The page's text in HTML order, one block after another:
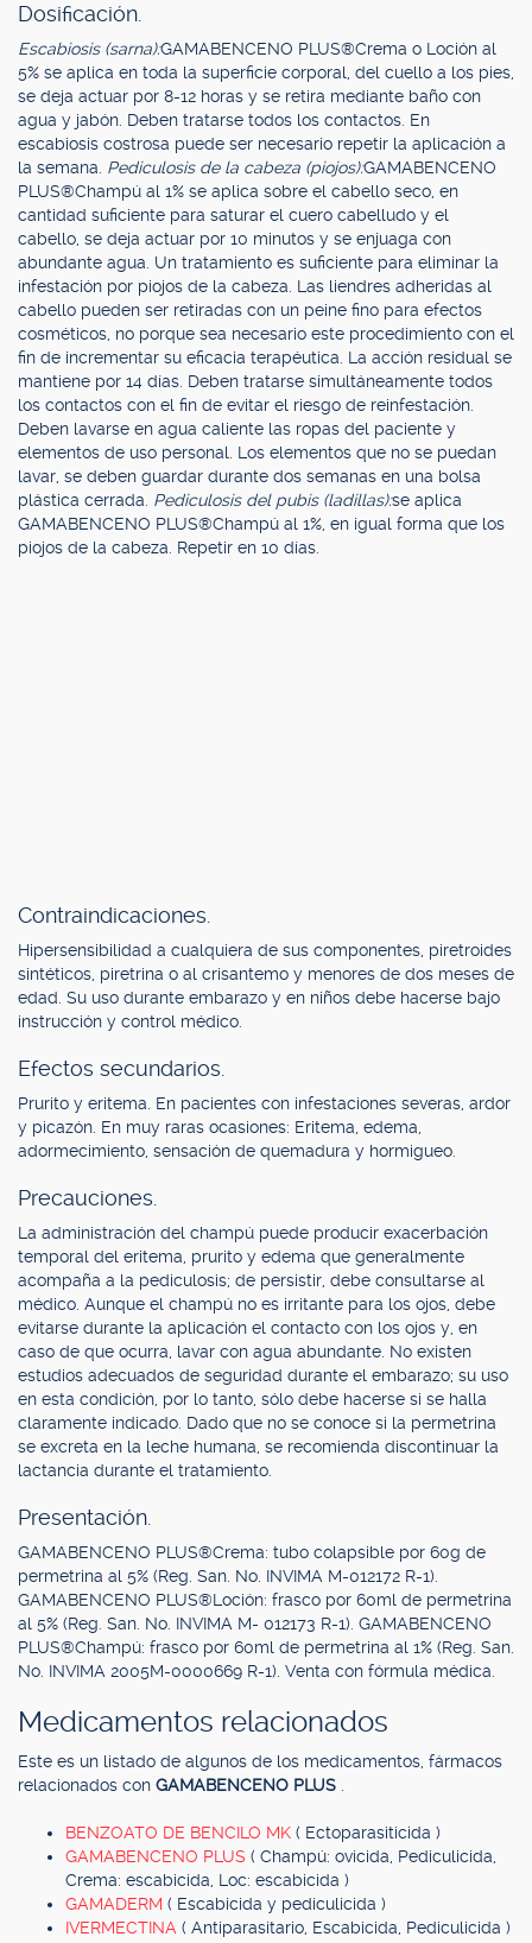
Dosificación.
Escabiosis (sarna):GAMABENCENO PLUS®Crema o Loción al
5% se aplica en toda la superficie corporal, del cuello a los pies,
se deja actuar por 8-12 horas y se retira mediante baño con
agua y jabón. Deben tratarse todos los contactos. En
escabiosis costrosa puede ser necesario repetir la aplicación a
la semana. Pediculosis de la cabeza (piojos):GAMABENCENO
PLUS®Champú al 1% se aplica sobre el cabello seco, en
cantidad suficiente para saturar el cuero cabelludo y el
cabello, se deja actuar por 10 minutos y se enjuaga con
abundante agua. Un tratamiento es suficiente para eliminar la
infestación por piojos de la cabeza. Las liendres adheridas al
cabello pueden ser retiradas con un peine fino para efectos
cosméticos, no porque sea necesario este procedimiento con el
fin de incrementar su eficacia terapéutica. La acción residual se
mantiene por 14 días. Deben tratarse simultáneamente todos
los contactos con el fin de evitar el riesgo de reinfestación.
Deben lavarse en agua caliente las ropas del paciente y
elementos de uso personal. Los elementos que no se puedan
lavar, se deben guardar durante dos semanas en una bolsa
plástica cerrada. Pediculosis del pubis (ladillas):se aplica
GAMABENCENO PLUS®Champú al 1%, en igual forma que los
piojos de la cabeza. Repetir en 10 días.
Contraindicaciones.
Hipersensibilidad a cualquiera de sus componentes, piretroides
sintéticos, piretrina o al crisantemo y menores de dos meses de
edad. Su uso durante embarazo y en niños debe hacerse bajo
instrucción y control médico.
Efectos secundarios.
Prurito y eritema. En pacientes con infestaciones severas, ardor
y picazón. En muy raras ocasiones: Eritema, edema,
adormecimiento, sensación de quemadura y hormigueo.
Precauciones.
La administración del champú puede producir exacerbación
temporal del eritema, prurito y edema que generalmente
acompaña a la pediculosis; de persistir, debe consultarse al
médico. Aunque el champú no es irritante para los ojos, debe
evitarse durante la aplicación el contacto con los ojos y, en
caso de que ocurra, lavar con agua abundante. No existen
estudios adecuados de seguridad durante el embarazo; su uso
en esta condición, por lo tanto, sólo debe hacerse si se halla
claramente indicado. Dado que no se conoce si la permetrina
se excreta en la leche humana, se recomienda discontinuar la
lactancia durante el tratamiento.
Presentación.
GAMABENCENO PLUS®Crema: tubo colapsible por 60g de
permetrina al 5% (Reg. San. No. INVIMA M-012172 R-1).
GAMABENCENO PLUS®Loción: frasco por 60ml de permetrina
al 5% (Reg. San. No. INVIMA M- 012173 R-1). GAMABENCENO
PLUS®Champú: frasco por 60ml de permetrina al 1% (Reg. San.
No. INVIMA 2005M-0000669 R-1). Venta con fórmula médica.
Medicamentos relacionados
Este es un listado de algunos de los medicamentos, fármacos
relacionados con GAMABENCENO PLUS
BENZOATO DE BENCILO MK ( Ectoparasiticida )
GAMABENCENO PLUS ( Champú: ovicida, Pediculicida,
Crema: escabicida, Loc: escabicida )
GAMADERM ( Escabicida y pediculicida )
IVERMECTINA ( Antiparasitario, Escabicida, Pediculicida )